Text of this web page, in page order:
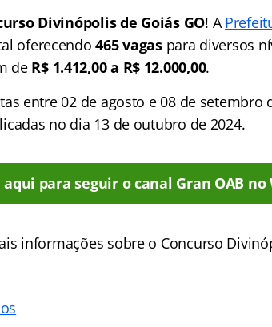
Divinópolis de Goiás GO! A
oferecendo465 vagaspara diversos
de R$ 1.412,00 a R$ 12.000,00.
entre 02 de agosto e 08 de setembro
no dia 13 de outubro de 2024.
aqui para seguir o canal Gran OAB no
informações sobre o Concurso